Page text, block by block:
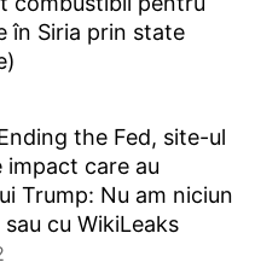
în Siria prin state
the Fed, site-ul
impact care au
Trump: Nu am niciun
cu WikiLeaks